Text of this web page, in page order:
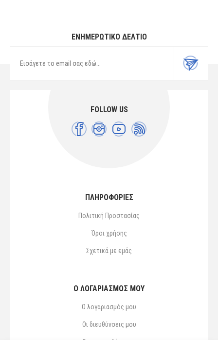
ΕΝΗΜΕΡΩΤΙΚΌ ΔΕΛΤΊΟ
FOLLOW US
ΠΛΗΡΟΦΟΡΙΕΣ
Πολιτική Προστασίας
Όροι χρήσης
Σχετικά με εμάς
Ο ΛΟΓΑΡΙΑΣΜΌΣ ΜΟΥ
Ο λογαριασμός μου
Οι διευθύνσεις μου